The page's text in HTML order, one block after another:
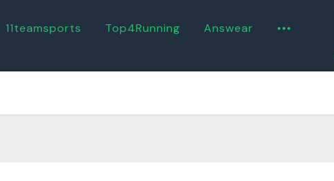
11teamsports Top4Running Answear •••